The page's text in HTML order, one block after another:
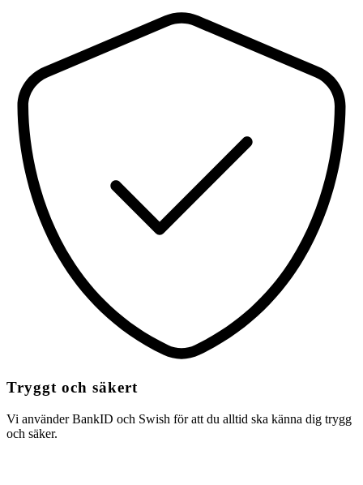
Tryggt och säkert
Vi använder BankID och Swish för att du alltid ska känna dig trygg
och säker.